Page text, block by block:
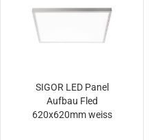
SIGOR LED Panel
Aufbau Fled
620x620mm weiss